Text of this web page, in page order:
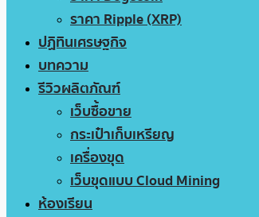
ราคา Ripple (XRP)
ปฏิทินเศรษฐกิจ
บทความ
รีวิวผลิตภัณฑ์
เว็บซื้อขาย
กระเป๋าเก็บเหรียญ
เครื่องขุด
เว็บขุดแบบ Cloud Mining
ห้องเรียน